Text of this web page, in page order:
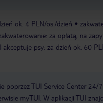
ok. 4 PLN/os./dzień
za opłatą, na
akceptuje psy: za dzień ok. 60
poprzez TUI Service Center 24/
myTUI. W aplikacji TUI